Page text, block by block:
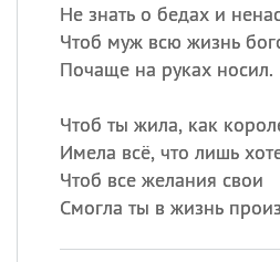
Не знать о бедах и
Чтоб муж всю жизнь
Почаще на руках носил.
Чтоб ты жила, как
Имела всё, что лишь
Чтоб все желания свои
Смогла ты в жизнь